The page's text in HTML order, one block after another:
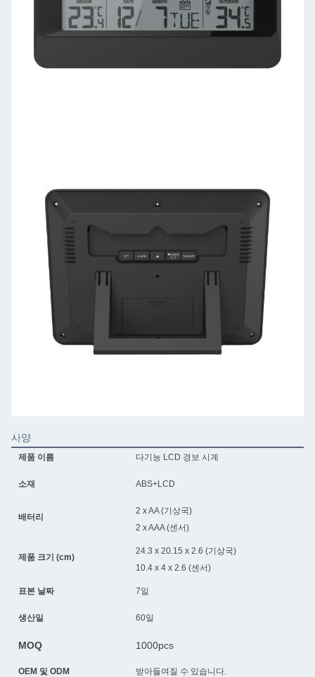
사양
제품 이름 다기능 LCD 경보 시계
소재 ABS+LCD
배터리
2 x AA (기상국)
2 x AAA (센서)
제품 크기 (cm)
24.3 x 20.15 x 2.6 (기상국)
10.4 x 4 x 2.6 (센서)
표본 날짜 7일
생산일 60일
MOQ 1000pcs
OEM 및 ODM 받아들여질 수 있습니다.